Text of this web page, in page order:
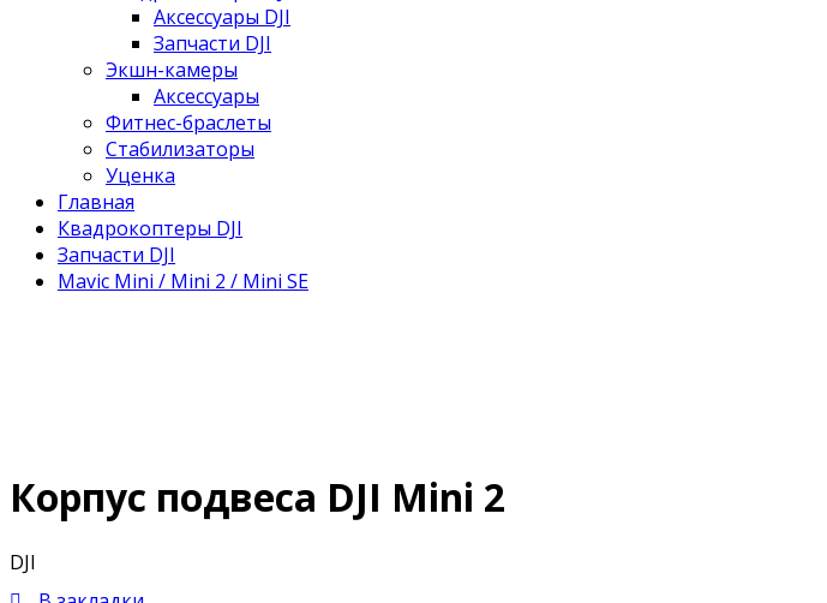
Аксессуары DJI
Запчасти DJI
Экшн-камеры
Аксессуары
Фитнес-браслеты
Стабилизаторы
Уценка
Главная
Квадрокоптеры DJI
Запчасти DJI
Mavic Mini / Mini 2 / Mini SE
Корпус подвеса DJI Mini 2
DJI